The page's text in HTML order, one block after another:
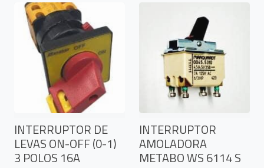
INTERRUPTOR DE
LEVAS ON-OFF (0-1)
3 POLOS 16A
INTERRUPTOR
AMOLADORA
METABO WS 6114 S